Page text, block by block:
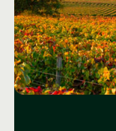
ce vin est envoutant !
une parcelle de Grand
voisine de la célèbre
pinot prend ici l'allure
monde. Le vin est
de complexité. Pour
parmi les plus grands